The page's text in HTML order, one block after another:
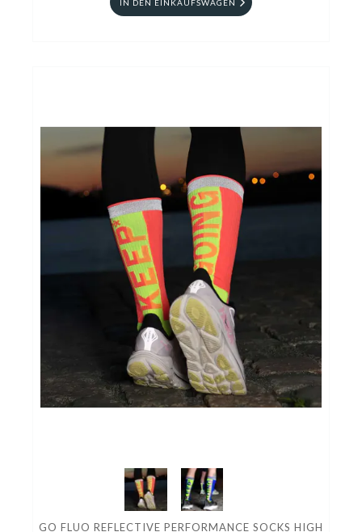
IN DEN EINKAUFSWAGEN
GO FLUO REFLECTIVE PERFORMANCE SOCKS HIGH